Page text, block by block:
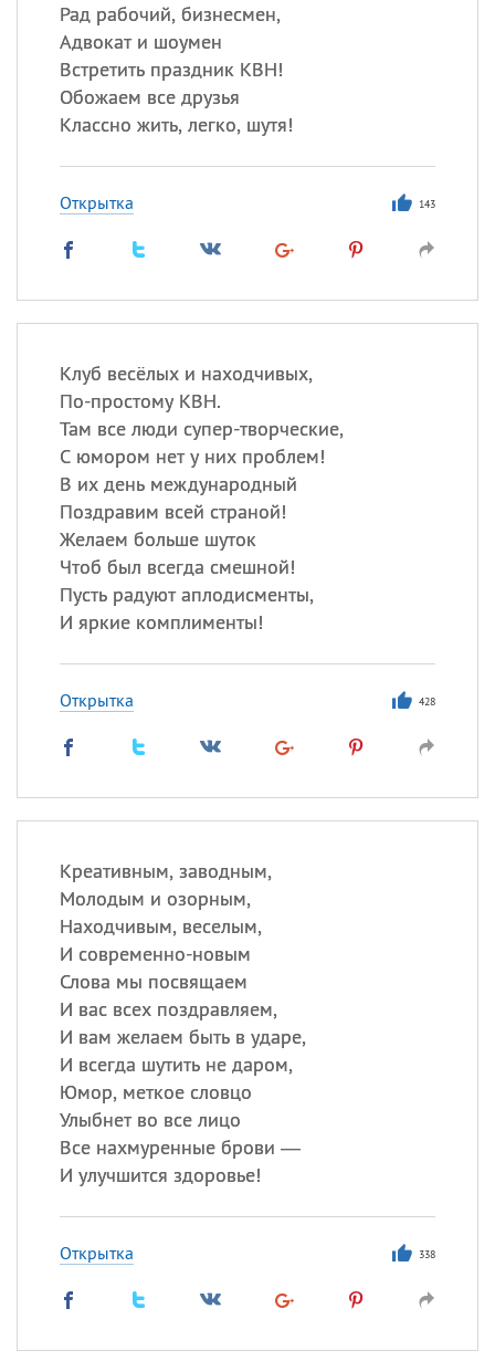
Рад рабочий, бизнесмен,
Адвокат и шоумен
Встретить праздник КВН!
Обожаем все друзья
Классно жить, легко, шутя!
Открытка 143
Клуб весёлых и находчивых,
По-простому КВН.
Там все люди супер-творческие,
С юмором нет у них проблем!
В их день международный
Поздравим всей страной!
Желаем больше шуток
Чтоб был всегда смешной!
Пусть радуют аплодисменты,
И яркие комплименты!
Открытка 428
Креативным, заводным,
Молодым и озорным,
Находчивым, веселым,
И современно-новым
Слова мы посвящаем
И вас всех поздравляем,
И вам желаем быть в ударе,
И всегда шутить не даром,
Юмор, меткое словцо
Улыбнет во все лицо
Все нахмуренные брови —
И улучшится здоровье!
Открытка 338